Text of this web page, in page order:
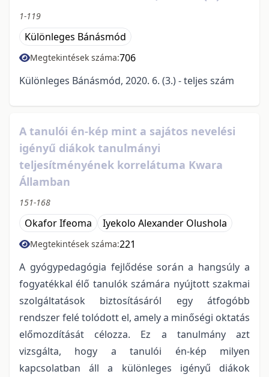
1-119
Különleges Bánásmód
Megtekintések száma:706
Különleges Bánásmód, 2020. 6. (3.) - teljes szám
A tanulói én-kép mint a sajátos nevelési
igényű diákok tanulmányi
teljesítményének korrelátuma Kwara
Államban
151-168
Okafor Ifeoma Iyekolo Alexander Olushola
Megtekintések száma:221
A gyógypedagógia fejlődése során a hangsúly a
fogyatékkal élő tanulók számára nyújtott szakmai
szolgáltatások biztosításáról egy átfogóbb
rendszer felé tolódott el, amely a minőségi oktatás
előmozdítását célozza. Ez a tanulmány azt
vizsgálta, hogy a tanulói én-kép milyen
kapcsolatban áll a különleges igényű diákok